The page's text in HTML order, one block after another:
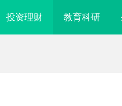
投资理财 教育科研